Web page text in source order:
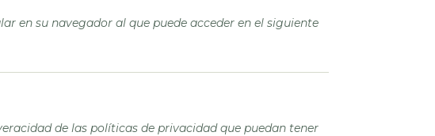
en su navegador al que puede acceder en el siguiente
de las políticas de privacidad que puedan tener